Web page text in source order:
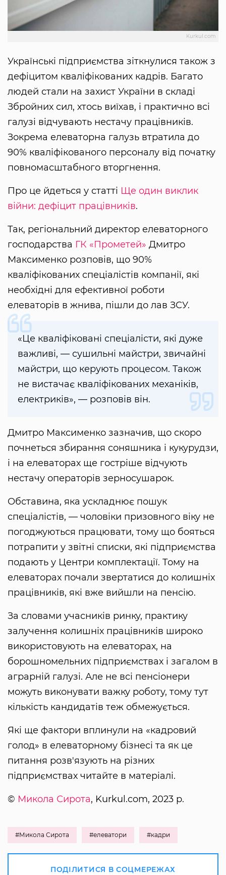
Kurkul.com
Українські підприємства зіткнулися також з
дефіцитом кваліфікованих кадрів. Багато
людей стали на захист України в складі
Збройних сил, хтось виїхав, і практично всі
галузі відчувають нестачу працівників.
Зокрема елеваторна галузь втратила до
90% кваліфікованого персоналу від початку
повномасштабного вторгнення.
Про це йдеться у статті Ще один виклик
війни: дефіцит працівників.
Так, регіональний директор елеваторного
господарства ГК «Прометей» Дмитро
Максименко розповів, що 90%
кваліфікованих спеціалістів компанії, які
необхідні для ефективної роботи
елеваторів в жнива, пішли до лав ЗСУ.
«Це кваліфіковані спеціалісти, які дуже
важливі, — сушильні майстри, звичайні
майстри, що керують процесом. Також
не вистачає кваліфікованих механіків,
електриків», — розповів він.
Дмитро Максименко зазначив, що скоро
почнеться збирання соняшника і кукурудзи,
і на елеваторах ще гостріше відчують
нестачу операторів зерносушарок.
Обставина, яка ускладнює пошук
спеціалістів, — чоловіки призовного віку не
погоджуються працювати, тому що бояться
потрапити у звітні списки, які підприємства
подають у Центри комплектації. Тому на
елеваторах почали звертатися до колишніх
працівників, які вже вийшли на пенсію.
За словами учасників ринку, практику
залучення колишніх працівників широко
використовують на елеваторах, на
борошномельних підприємствах і загалом в
аграрній галузі. Але не всі пенсіонери
можуть виконувати важку роботу, тому тут
кількість кандидатів теж обмежується.
Які ще фактори вплинули на «кадровий
голод» в елеваторному бізнесі та як це
питання розв'язують на різних
підприємствах читайте в матеріалі.
© Микола Сирота, Kurkul.com, 2023 р.
#Микола Сирота #елеватори #кадри
ПОДІЛИТИСЯ В СОЦМЕРЕЖАХ